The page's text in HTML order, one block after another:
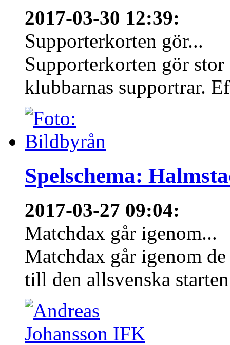
2017-03-30 12:39:
Supporterkorten gör...
Supporterkorten gör
klubbarnas supportrar.
Spelschema:
2017-03-27 09:04:
Matchdax går igenom...
Matchdax går igenom
till den allsvenska